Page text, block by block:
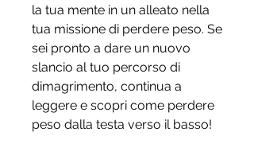
la tua mente in un alleato nella
tua missione di perdere peso. Se
sei pronto a dare un nuovo
slancio al tuo percorso di
dimagrimento, continua a
leggere e scopri come perdere
peso dalla testa verso il basso!